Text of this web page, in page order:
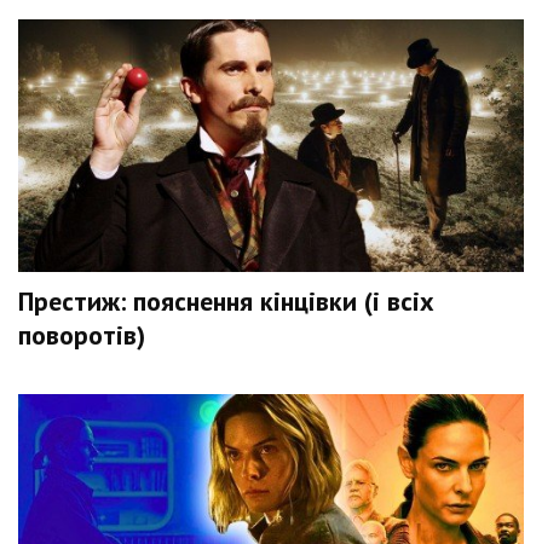
Престиж: пояснення кінцівки (і всіх
поворотів)